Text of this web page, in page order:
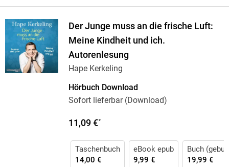
Der Junge muss an die frische Luft:
Meine Kindheit und ich.
Autorenlesung
Hape Kerkeling
Hörbuch Download
Sofort lieferbar (Download)
11,09 €*
Taschenbuch
14,00 €
eBook epub
9,99 €
Buch
19,99 €